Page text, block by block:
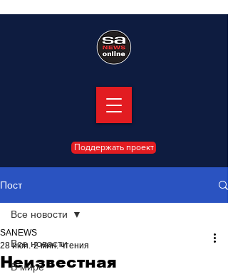
Поддержать проект
Пост
Все новости
В мире
Все новости
Неизвестная
SANEWS
28 июн. 2 мин. чтения